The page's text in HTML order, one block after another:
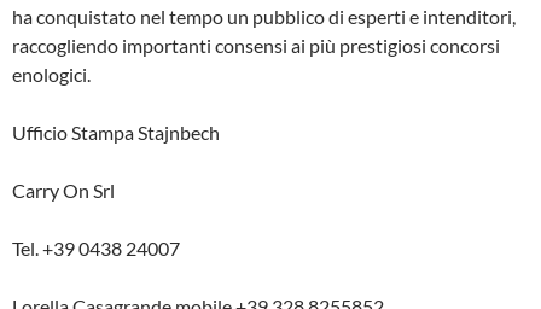
ha conquistato nel tempo un pubblico di esperti e intenditori,
raccogliendo importanti consensi ai più prestigiosi concorsi
enologici.
Ufficio Stampa Stajnbech
Carry On Srl
Tel. +39 0438 24007